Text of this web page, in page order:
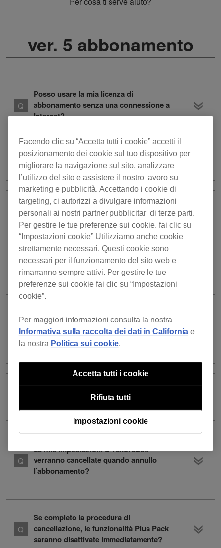
ver. 5 abbonamento
Posso usare la mia licenza di
abbonamento senza una connessione a
Internet?
Cos’è un contratto subscription?
Come posso annullare l’abbonamento?
Can I use a subscription license and a
purchased license at the same time?
subscription license and a purchased
license in terms of rekordbox dj
function?
What are the differences between the
types of subscription?
Le mie impostazioni di rekordbox
verranno cancellate quando annullo
l’abbonamento?
Se completo la procedura di
cancellazione, le funzionalità Plus Pack
saranno disattivate immediatamente?
Facendo clic su “Accetta tutti i cookie” accetti il
posizionamento dei cookie sul tuo dispositivo per
migliorare la navigazione sul sito, analizzare
l’utilizzo del sito e assistere il nostro lavoro su
marketing e pubblicità. Accettando i cookie di
targeting, ci autorizzi a divulgare informazioni
personali ai nostri partner pubblicitari di terze parti.
Per gestire le tue preferenze sui cookie, fai clic su
“Impostazioni cookie” Utilizziamo anche cookie
strettamente necessari. Questi cookie sono
necessari per il funzionamento del sito web e
rimarranno sempre attivi. Per gestire le tue
preferenze sui cookie fai clic su “Impostazioni
cookie”.
Per maggiori informazioni consulta la nostra
Informativa sulla raccolta dei dati in Californiae
la nostra Politica sui cookie.
Impostazioni cookie
Rifiuta tutti
Accetta tutti i cookie